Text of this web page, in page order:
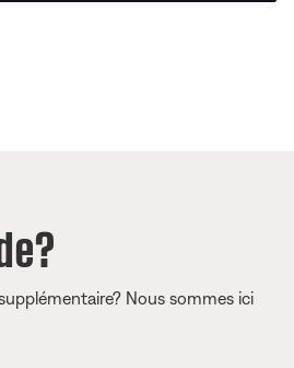
Nous sommes ici